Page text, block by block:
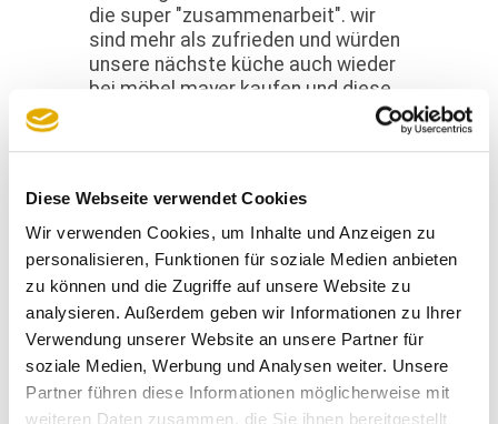
Diese Webseite verwendet Cookies
Wir verwenden Cookies, um Inhalte und Anzeigen zu
personalisieren, Funktionen für soziale Medien anbieten
zu können und die Zugriffe auf unsere Website zu
analysieren. Außerdem geben wir Informationen zu Ihrer
Verwendung unserer Website an unsere Partner für
soziale Medien, Werbung und Analysen weiter. Unsere
Partner führen diese Informationen möglicherweise mit
weiteren Daten zusammen, die Sie ihnen bereitgestellt
die super "zusammenarbeit". wir
sind mehr als zufrieden und würden
unsere nächste küche auch wieder
bei möbel mayer kaufen und diese
bei frau feneberg planen lassen. es
top küchenberater, sehr guter
service aufmass zu nehmen, super
terminabsprache, ein sehr
qualifiziertes und freundliches
montage-team.